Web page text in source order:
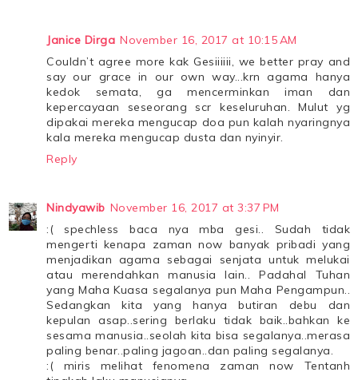
Janice Dirga November 16, 2017 at 10:15 AM
Couldn’t agree more kak Gesiiiiii, we better pray and
say our grace in our own way...krn agama hanya
kedok semata, ga mencerminkan iman dan
kepercayaan seseorang scr keseluruhan. Mulut yg
dipakai mereka mengucap doa pun kalah nyaringnya
kala mereka mengucap dusta dan nyinyir.
Reply
Nindyawib November 16, 2017 at 3:37 PM
:( spechless baca nya mba gesi.. Sudah tidak
mengerti kenapa zaman now banyak pribadi yang
menjadikan agama sebagai senjata untuk melukai
atau merendahkan manusia lain.. Padahal Tuhan
yang Maha Kuasa segalanya pun Maha Pengampun..
Sedangkan kita yang hanya butiran debu dan
kepulan asap..sering berlaku tidak baik..bahkan ke
sesama manusia..seolah kita bisa segalanya..merasa
paling benar..paling jagoan..dan paling segalanya.
:( miris melihat fenomena zaman now Tentanh